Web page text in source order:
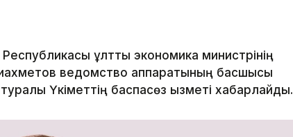
ұлттық экономика министрінің
ведомство аппаратының басшысы
Үкіметтің баспасөз қызметі хабарлайды.